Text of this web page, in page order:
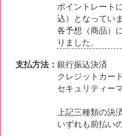
ポイントレート
込）となっていま
各予想（商品）
りました。
支払方法：銀行振込決済
クレジットカー
セキュリティー
上記三種類の決
いずれも前払い